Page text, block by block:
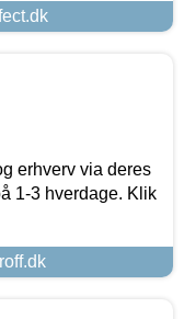
erhverv via deres
1-3 hverdage. Klik